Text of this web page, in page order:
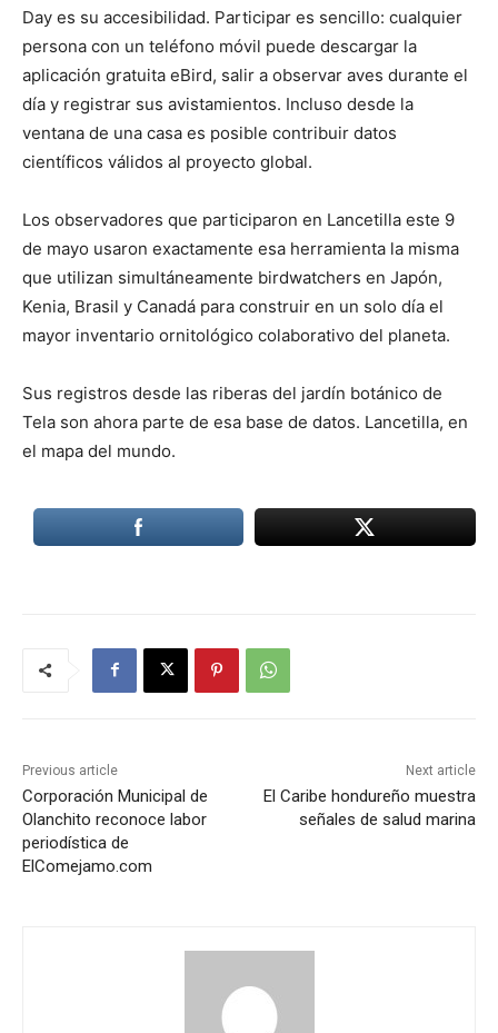
Day es su accesibilidad. Participar es sencillo: cualquier
persona con un teléfono móvil puede descargar la
aplicación gratuita eBird, salir a observar aves durante el
día y registrar sus avistamientos. Incluso desde la
ventana de una casa es posible contribuir datos
científicos válidos al proyecto global.
Los observadores que participaron en Lancetilla este 9
de mayo usaron exactamente esa herramienta la misma
que utilizan simultáneamente birdwatchers en Japón,
Kenia, Brasil y Canadá para construir en un solo día el
mayor inventario ornitológico colaborativo del planeta.
Sus registros desde las riberas del jardín botánico de
Tela son ahora parte de esa base de datos. Lancetilla, en
el mapa del mundo.
Previous article
Corporación Municipal de
Olanchito reconoce labor
periodística de
ElComejamo.com
Next article
El Caribe hondureño muestra
señales de salud marina